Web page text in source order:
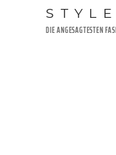
DIE ANGESAGTESTEN